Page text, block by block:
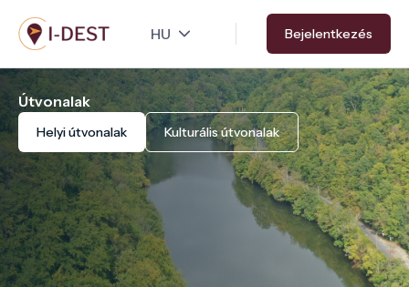
Ugrás
a
tartalomra
Bejelentkezés
Útvonalak
Helyi útvonalak Kulturális útvonalak